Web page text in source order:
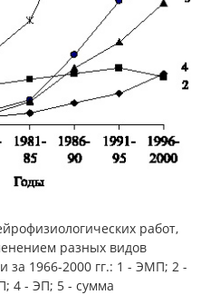
работ,
разных видов
1966-2000 гг.: 1 - ЭМП; 2 -
4 - ЭП; 5 - сумма